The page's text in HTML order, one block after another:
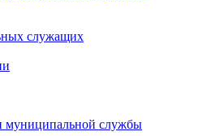
служащих
муниципальной службы